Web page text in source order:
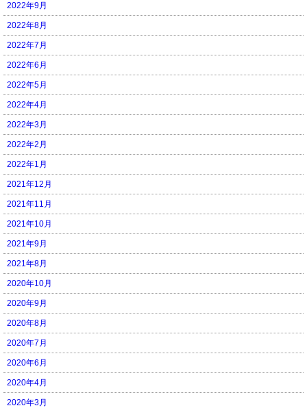
2022年9月
2022年8月
2022年7月
2022年6月
2022年5月
2022年4月
2022年3月
2022年2月
2022年1月
2021年12月
2021年11月
2021年10月
2021年9月
2021年8月
2020年10月
2020年9月
2020年8月
2020年7月
2020年6月
2020年4月
2020年3月